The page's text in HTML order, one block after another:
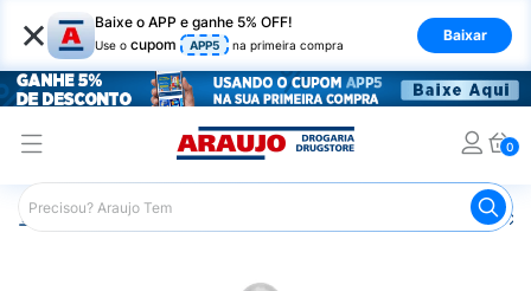
× Baixe o APP e ganhe 5% OFF!
Use o cupom APP5 na primeira compra
Baixar
0
Araujo Infantil Bico de Mamadeira